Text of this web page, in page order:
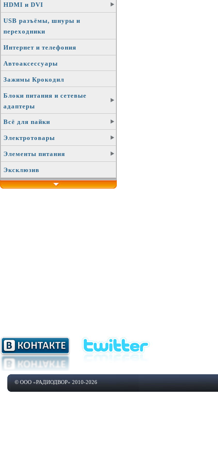
HDMI и DVI
USB разъёмы, шнуры и
переходники
Интернет и телефония
Автоаксессуары
Зажимы Крокодил
Блоки питания и сетевые
адаптеры
Всё для пайки
Электротовары
Элементы питания
Эксклюзив
© ООО «РАДИОДВОР» 2010-2026